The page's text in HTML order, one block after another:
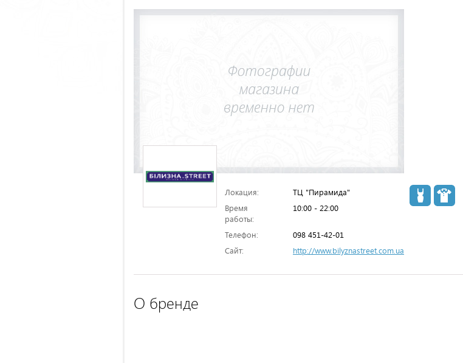
Локация:
ТЦ "Пирамида"
Время
работы:
10:00 - 22:00
Телефон:
098 451-42-01
Сайт:
http://www.bilyznastreet.com.ua
О бренде